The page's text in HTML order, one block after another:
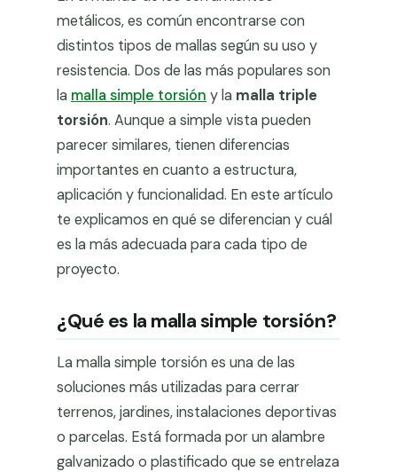
metálicos, es común encontrarse con
distintos tipos de mallas según su uso y
resistencia. Dos de las más populares son
la malla simple torsión y la malla triple
torsión. Aunque a simple vista pueden
parecer similares, tienen diferencias
importantes en cuanto a estructura,
aplicación y funcionalidad. En este artículo
te explicamos en qué se diferencian y cuál
es la más adecuada para cada tipo de
proyecto.
¿Qué es la malla simple torsión?
La malla simple torsión es una de las
soluciones más utilizadas para cerrar
terrenos, jardines, instalaciones deportivas
o parcelas. Está formada por un alambre
galvanizado o plastificado que se entrelaza